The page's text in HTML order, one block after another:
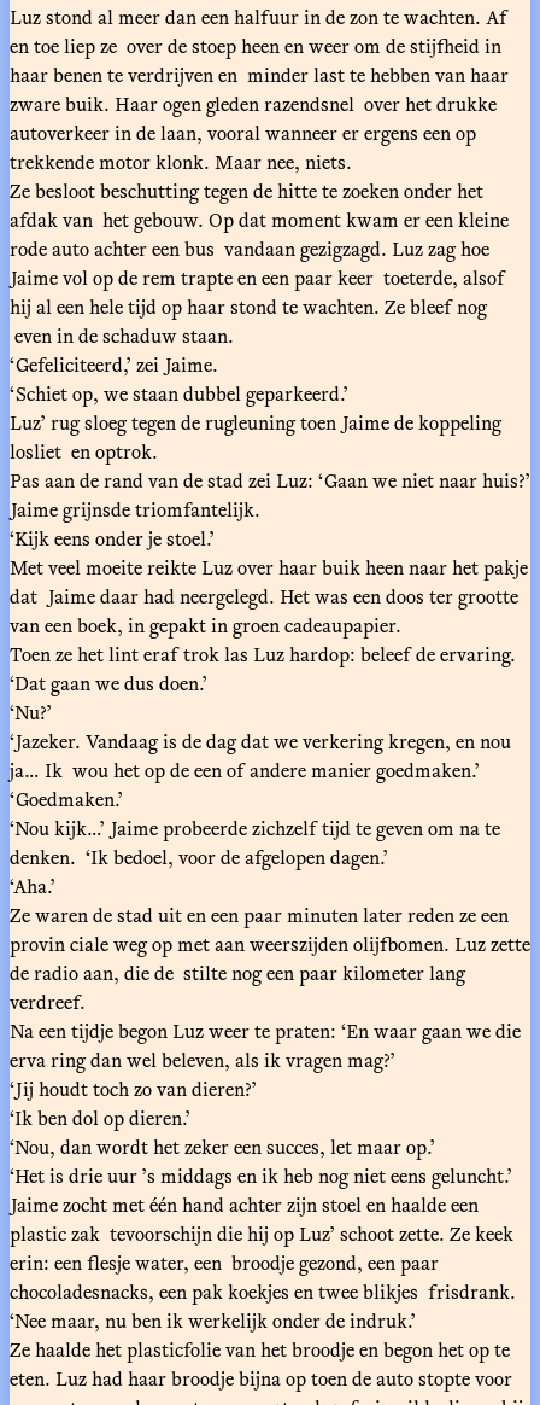
Luz stond al meer dan een halfuur in de zon te wachten. Af
en toe liep ze over de stoep heen en weer om de stijfheid in
haar benen te verdrijven en minder last te hebben van haar
zware buik. Haar ogen gleden razendsnel over het drukke
autoverkeer in de laan, vooral wanneer er ergens een op
trekkende motor klonk. Maar nee, niets.
Ze besloot beschutting tegen de hitte te zoeken onder het
afdak van het gebouw. Op dat moment kwam er een kleine
rode auto achter een bus vandaan gezigzagd. Luz zag hoe
Jaime vol op de rem trapte en een paar keer toeterde, alsof
hij al een hele tijd op haar stond te wachten. Ze bleef nog
even in de schaduw staan.
‘Gefeliciteerd,’ zei Jaime.
‘Schiet op, we staan dubbel geparkeerd.’
Luz’ rug sloeg tegen de rugleuning toen Jaime de koppeling
losliet en optrok.
Pas aan de rand van de stad zei Luz: ‘Gaan we niet naar huis?’
Jaime grijnsde triomfantelijk.
‘Kijk eens onder je stoel.’
Met veel moeite reikte Luz over haar buik heen naar het pakje
dat Jaime daar had neergelegd. Het was een doos ter grootte
van een boek, in gepakt in groen cadeaupapier.
Toen ze het lint eraf trok las Luz hardop: beleef de ervaring.
‘Dat gaan we dus doen.’
‘Nu?’
‘Jazeker. Vandaag is de dag dat we verkering kregen, en nou
ja… Ik wou het op de een of andere manier goedmaken.’
‘Goedmaken.’
‘Nou kijk…’ Jaime probeerde zichzelf tijd te geven om na te
denken. ‘Ik bedoel, voor de afgelopen dagen.’
‘Aha.’
Ze waren de stad uit en een paar minuten later reden ze een
provin ciale weg op met aan weerszijden olijfbomen. Luz zette
de radio aan, die de stilte nog een paar kilometer lang
verdreef.
Na een tijdje begon Luz weer te praten: ‘En waar gaan we die
erva ring dan wel beleven, als ik vragen mag?’
‘Jij houdt toch zo van dieren?’
‘Ik ben dol op dieren.’
‘Nou, dan wordt het zeker een succes, let maar op.’
‘Het is drie uur ’s middags en ik heb nog niet eens geluncht.’
Jaime zocht met één hand achter zijn stoel en haalde een
plastic zak tevoorschijn die hij op Luz’ schoot zette. Ze keek
erin: een flesje water, een broodje gezond, een paar
chocoladesnacks, een pak koekjes en twee blikjes frisdrank.
‘Nee maar, nu ben ik werkelijk onder de indruk.’
Ze haalde het plasticfolie van het broodje en begon het op te
eten. Luz had haar broodje bijna op toen de auto stopte voor